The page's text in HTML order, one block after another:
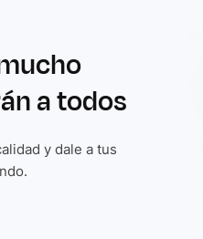
a todos
y dale a tus